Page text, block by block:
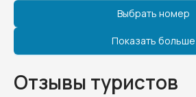
Выбрать номер
Показать больше
Отзывы туристов